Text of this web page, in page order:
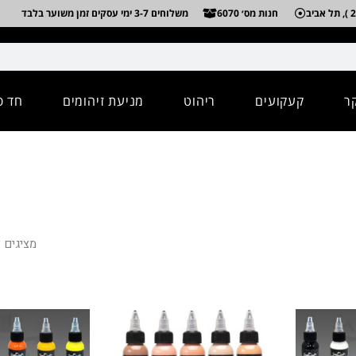
חנות מס׳ 6070 משלוחים 3-7 ימי עסקים זמן משוער בלבד
קעקועים ריהוט מניעת זיהומים חד
מציגים את